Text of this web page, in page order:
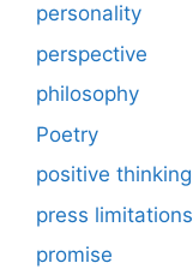
personality
perspective
philosophy
Poetry
positive thinking
press limitations
promise